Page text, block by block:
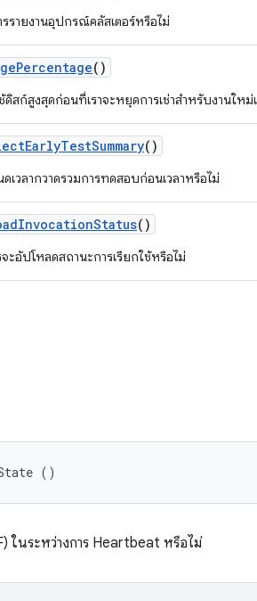
รายงานอุปกรณ์คลัสเตอร์หรือไม่
Percentage()
ดิสก์สูงสุดก่อนที่เราจะหยุดการเช่าสำหรับงานใหม่
EarlyTestSummary()
เวลากวาดรวมการทดสอบก่อนเวลาหรือไม่
InvocationStatus()
ะอัปโหลดสถานะการเรียกใช้หรือไม่
()
ในระหว่างการ Heartbeat หรือไม่